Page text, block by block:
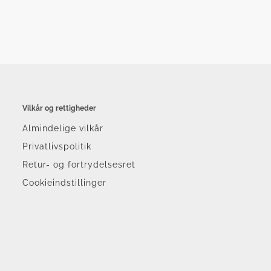
Vilkår og rettigheder
Almindelige vilkår
Privatlivspolitik
Retur- og fortrydelsesret
Cookieindstillinger